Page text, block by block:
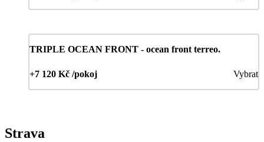
TRIPLE OCEAN FRONT - ocean front terreo.
+7 120 Kč /pokoj Vybrat
Strava